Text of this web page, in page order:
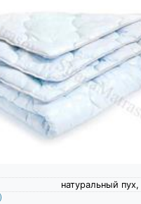
натуральный